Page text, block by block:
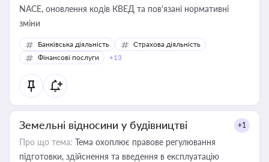
NACE, оновлення кодів КВЕД та пов'язані нормативні
зміни
Банківська діяльність
Страхова діяльність
Фінансові послуги
+13
Земельні відносини у будівництві +1
Про що тема: Тема охоплює правове регулювання
підготовки, здійснення та введення в експлуатацію